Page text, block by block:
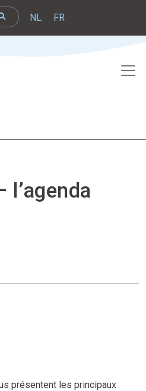
NL FR
l’agenda
présentent les principaux